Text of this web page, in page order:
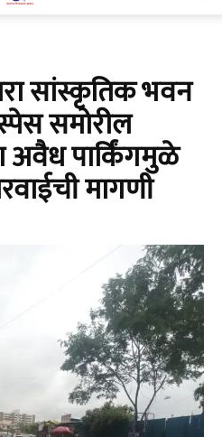
सांस्कृतिक भवन
समोरील
अवैध पार्किंगमुळे
मागणी